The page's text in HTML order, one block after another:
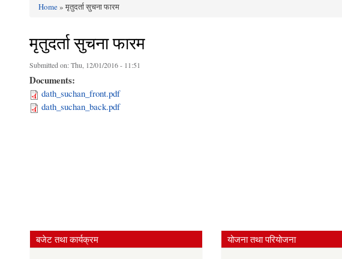
You are here
Home» मृतुदर्ता सुचना फारम
मृतुदर्ता सुचना फारम
Submitted on:Thu, 12/01/2016 - 11:51
Documents:
dath_suchan_front.pdf
dath_suchan_back.pdf
बजेट तथा कार्यक्रम योजना तथा परियोजना